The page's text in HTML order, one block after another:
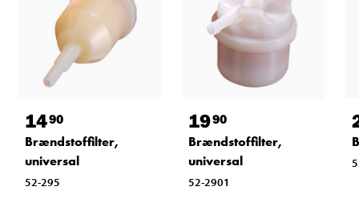
1490
Brændstoffilter,
universal
52-295
1990
Brændstoffilter,
universal
52-2901